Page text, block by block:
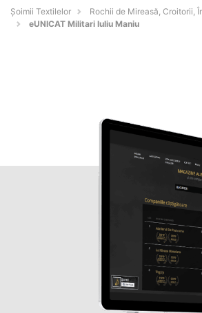
Șoimii Textilelor
Rochii de Mireasă, Croitorii,
eUNICAT Militari Iuliu Maniu